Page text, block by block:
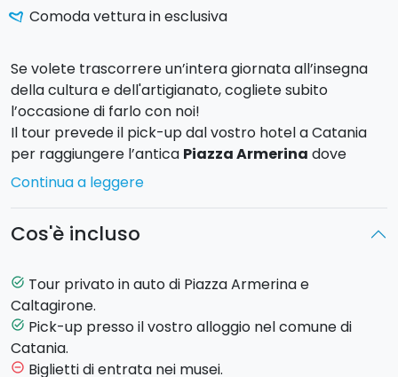
Comoda vettura in esclusiva
Se volete trascorrere un’intera giornata all’insegna
della cultura e dell'artigianato, cogliete subito
l’occasione di farlo con noi!
Il tour prevede il pick-up dal vostro hotel a Catania
per raggiungere l’antica Piazza Armerina dove
ammirerete le rovine di
suoi incantevoli mosaici celebri in tutto il mondo. Al
Caltagirone, famosa in tutto il mondo per le sue
Programma
8:30:Pick up e partenzaper Piazza Armerina, per la
visita di Villa Romana del Casale.
10.00:Arrivo allaVilla Romana del Casale
Continua a leggere
Cos'è incluso
task_alt Tour privato in auto di Piazza Armerina e
Caltagirone.
task_alt Pick-up presso il vostro alloggio nel comune di
Catania.
remove_circle_outline Biglietti di entrata nei musei.